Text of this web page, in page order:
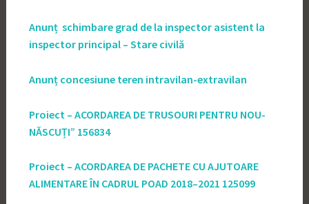
Anunț schimbare grad de la inspector asistent la
inspector principal – Stare civilă
Anunț concesiune teren intravilan-extravilan
Proiect – ACORDAREA DE TRUSOURI PENTRU NOU-
NĂSCUȚI” 156834
Proiect – ACORDAREA DE PACHETE CU AJUTOARE
ALIMENTARE ÎN CADRUL POAD 2018–2021 125099